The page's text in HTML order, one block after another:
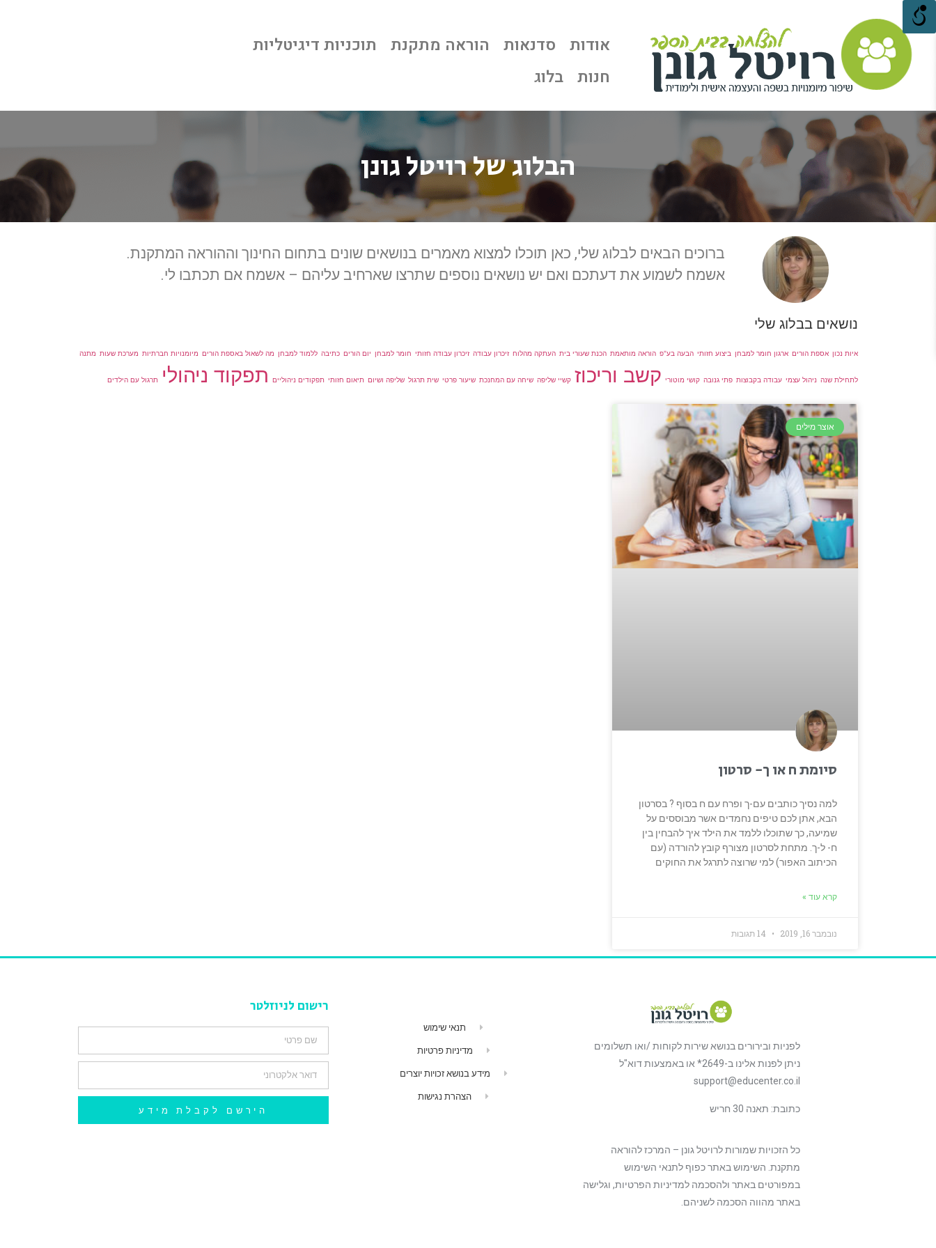
אודות סדנאות הוראה מתקנת
תוכניות דיגיטליות
חנות בלוג
הבלוג של רויטל גונן
ברוכים הבאים לבלוג שלי, כאן תוכלו למצוא מאמרים בנושאים שונים בתחום החינוך וההוראה המתקנת.
אשמח לשמוע את דעתכם ואם יש נושאים נוספים שתרצו שארחיב עליהם – אשמח אם תכתבו לי.
נושאים בבלוג שלי
איות נכון אספת הורים ארגון חומר למבחן ביצוע חזותי הבעה בע"פ הוראה מותאמת הכנת שעורי בית העתקה מהלוח זיכרון עבודה זיכרון עבודה חזותי חומר למבחן יום הורים כתיבה ללמוד למבחן מה לשאול באספת הורים מיומנויות חברתיות מערכת שעות מתנה
לתחילת שנה ניהול עצמי עבודה בקבוצות פתי גנובה קושי מוטורי קשב וריכוז קשיי שליפה שיחה עם המחנכת שיעור פרטי שית תרגול שליפה ושיום תיאום חזותי תפקודים ניהוליים תפקוד ניהולי תרגול עם הילדים
אוצר מילים
סיומת ח או ך- סרטון
למה נסיך כותבים עם-ך ופרח עם ח בסוף ? בסרטון
הבא, אתן לכם טיפים נחמדים אשר מבוססים על
שמיעה, כך שתוכלו ללמד את הילד איך להבחין בין
ח- ל-ך. מתחת לסרטון מצורף קובץ להורדה (עם
הכיתוב האפור) למי שרוצה לתרגל את החוקים
קרא עוד »
נובמבר 16, 2019
לפניות ובירורים בנושא שירות לקוחות /ואו תשלומים
ניתן לפנות אלינו ב-2649* או באמצעות דוא"ל
support@educenter.co.il
כתובת: תאנה 30 חריש
כל הזכויות שמורות לרויטל גונן – המרכז להוראה
מתקנת. השימוש באתר כפוף לתנאי השימוש
במפורטים באתר ולהסכמה למדיניות הפרטיות, וגלישה
באתר מהווה הסכמה לשניהם.
תנאי שימוש
מדיניות פרטיות
מידע בנושא זכויות יוצרים
הצהרת נגישות
רישום לניוזלטר
הירשם לקבלת מידע